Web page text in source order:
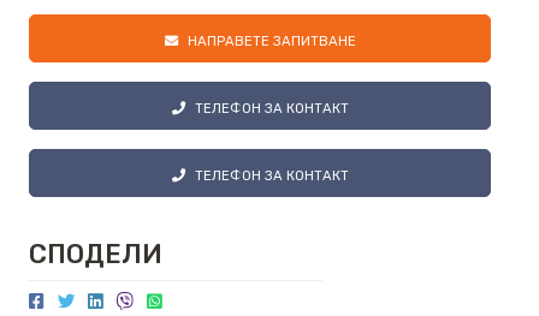
НАПРАВЕТЕ ЗАПИТВАНЕ
ТЕЛЕФОН ЗА КОНТАКТ
ТЕЛЕФОН ЗА КОНТАКТ
СПОДЕЛИ